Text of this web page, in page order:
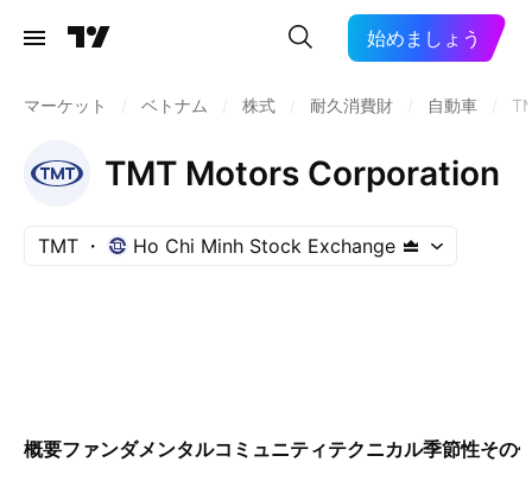
始めましょう
マーケット ベトナム 株式 耐久消費財 自動車
TMT Motors Corporation
TMT Ho Chi Minh Stock Exchange
概要ファンダメンタルコミュニティテクニカル季節性その